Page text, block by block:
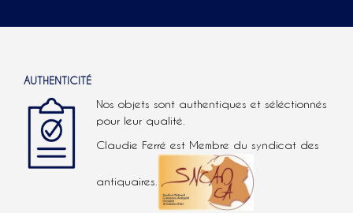
AUTHENTICITÉ
Nos objets sont authentiques et séléctionnés
pour leur qualité.
Claudie Ferré est Membre du syndicat des
antiquaires.